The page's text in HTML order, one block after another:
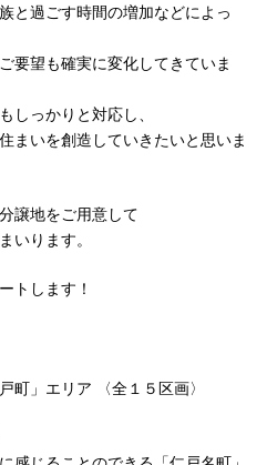
と過ごす時間の増加などによっ
要望も確実に変化してきていま
しっかりと対応し、
まいを創造していきたいと思いま
譲地をご用意して
いります。
トします！
町」エリア 〈全１５区画〉